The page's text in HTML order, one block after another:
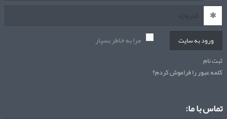
ورود به سایت مرا به خاطر بسپار
ثبت نام
کلمه عبور را فراموش کردم؟
تماس با ما: